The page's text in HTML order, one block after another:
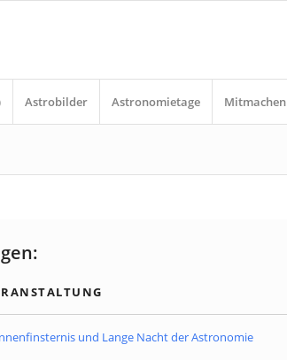
Astrobilder Astronomietage Mitmachen
und Lange Nacht der Astronomie